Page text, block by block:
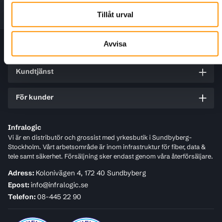
Tillåt urval
Avvisa
Infralogic
Vi är en distributör och grossist med yrkesbutik i Sundbyberg-
Stockholm. Vårt arbetsområde är inom infrastruktur för fiber, data &
tele samt säkerhet. Försäljning sker endast genom våra återförsäljare.
Adress: Kolonivägen 4, 172 40 Sundbyberg
Epost:info@infralogic.se
Telefon:08-445 22 90
Kundtjänst
För kunder